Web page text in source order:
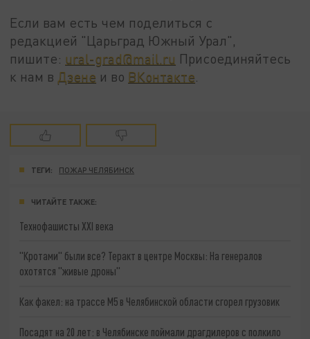
Если вам есть чем поделиться с
редакцией "Царьград Южный Урал",
пишите: ural-grad@mail.ru Присоединяйтесь
к нам в Дзене и во ВКонтакте
ТЕГИ: ПОЖАР ЧЕЛЯБИНСК
ЧИТАЙТЕ ТАКЖЕ:
Технофашисты XXI века
"Кротами" были все? Теракт в центре Москвы: На генералов
охотятся "живые дроны"
Как факел: на трассе М5 в Челябинской области сгорел грузовик
Посадят на 20 лет: в Челябинске поймали драгдилеров с полкило